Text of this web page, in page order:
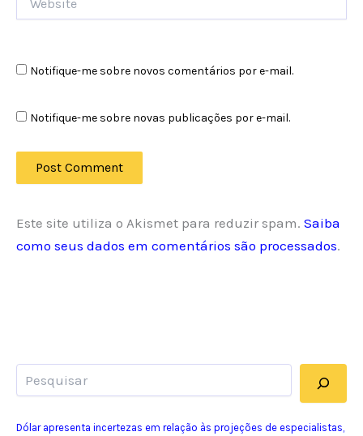
Notifique-me sobre novos comentários por e-mail.
Notifique-me sobre novas publicações por e-mail.
Este site utiliza o Akismet para reduzir spam. Saiba
como seus dados em comentários são processados.
Dólar apresenta incertezas em relação às projeções de especialistas,